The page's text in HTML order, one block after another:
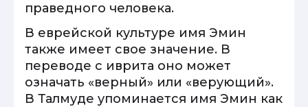
праведного человека.
В еврейской культуре имя Эмин
также имеет свое значение. В
переводе с иврита оно может
означать «верный» или «верующий».
В Талмуде упоминается имя Эмин как